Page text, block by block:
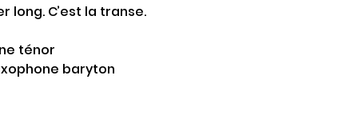
long. C’est la transe.
ténor
baryton